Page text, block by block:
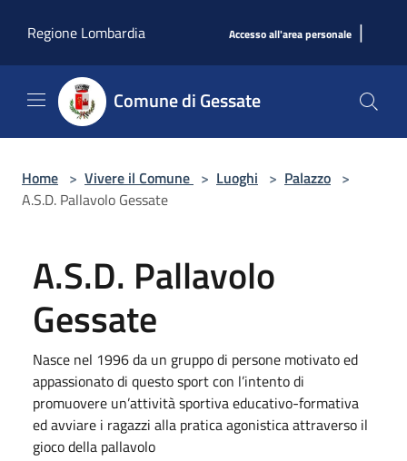
Regione Lombardia
Accesso all'area personale |
Comune di Gessate
Home > Vivere il Comune > Luoghi > Palazzo >
A.S.D. Pallavolo Gessate
A.S.D. Pallavolo
Gessate
Nasce nel 1996 da un gruppo di persone motivato ed
appassionato di questo sport con l’intento di
promuovere un’attività sportiva educativo-formativa
ed avviare i ragazzi alla pratica agonistica attraverso il
gioco della pallavolo